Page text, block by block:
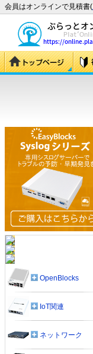
会員はオンラインで見積書(
OpenBlocks
IoT関連
ネットワーク